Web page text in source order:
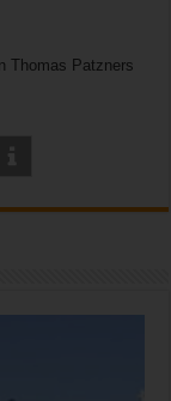
Thomas Patzners